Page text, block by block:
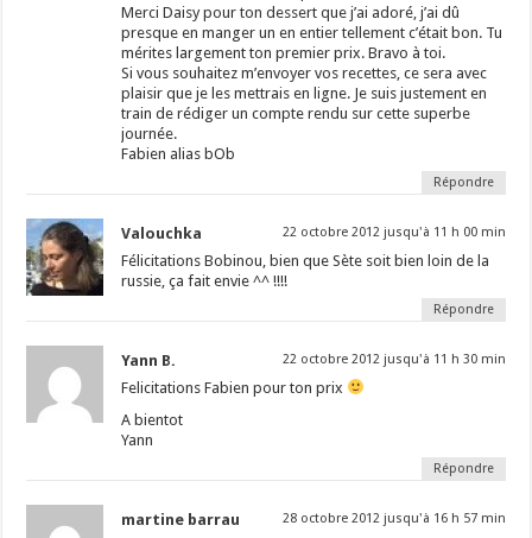
Merci Daisy pour ton dessert que j’ai adoré, j’ai dû
presque en manger un en entier tellement c’était bon. Tu
mérites largement ton premier prix. Bravo à toi.
Si vous souhaitez m’envoyer vos recettes, ce sera avec
plaisir que je les mettrais en ligne. Je suis justement en
train de rédiger un compte rendu sur cette superbe
journée.
Fabien alias bOb
Répondre
Valouchka 22 octobre 2012 jusqu'à 11 h 00 min
Félicitations Bobinou, bien que Sète soit bien loin de la
russie, ça fait envie ^^ !!!!
Répondre
Yann B. 22 octobre 2012 jusqu'à 11 h 30 min
Felicitations Fabien pour ton prix
A bientot
Yann
Répondre
martine barrau 28 octobre 2012 jusqu'à 16 h 57 min